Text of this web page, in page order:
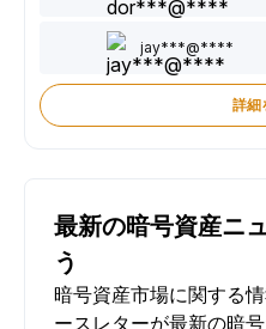
jay***@****
詳細
最新の暗号資産ニ
う
暗号資産市場に関する
ースレターが最新の暗